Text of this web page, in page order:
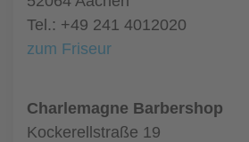
Tel.: +49 241 4012020
zum Friseur
Charlemagne Barbershop
Kockerellstraße 19